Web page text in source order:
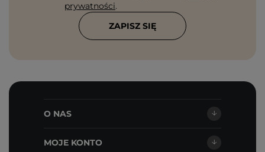
prywatności.
ZAPISZ SIĘ
O NAS
MOJE KONTO